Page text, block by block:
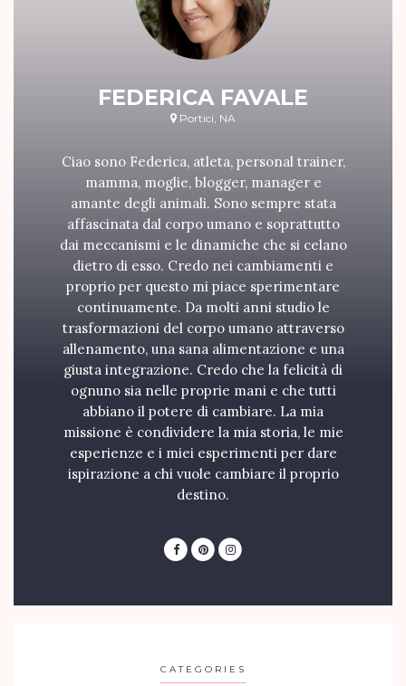
FEDERICA FAVALE
Portici, NA
Ciao sono Federica, atleta, personal trainer,
mamma, moglie, blogger, manager e
amante degli animali. Sono sempre stata
affascinata dal corpo umano e soprattutto
dai meccanismi e le dinamiche che si celano
dietro di esso. Credo nei cambiamenti e
proprio per questo mi piace sperimentare
continuamente. Da molti anni studio le
trasformazioni del corpo umano attraverso
allenamento, una sana alimentazione e una
giusta integrazione. Credo che la felicità di
ognuno sia nelle proprie mani e che tutti
abbiano il potere di cambiare. La mia
missione è condividere la mia storia, le mie
esperienze e i miei esperimenti per dare
ispirazione a chi vuole cambiare il proprio
destino.
CATEGORIES